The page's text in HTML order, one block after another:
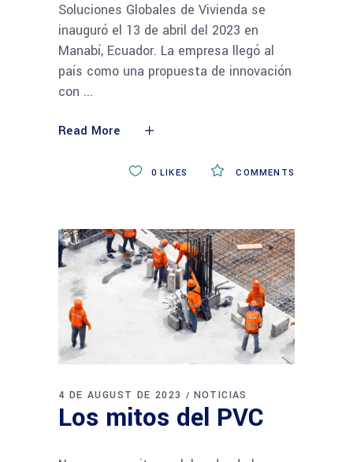
Soluciones Globales de Vivienda se
inauguró el 13 de abril del 2023 en
Manabí, Ecuador. La empresa llegó al
país como una propuesta de innovación
con
Read More
COMMENTS
0 LIKES
4 DE AUGUST DE 2023 NOTICIAS
Los mitos del PVC